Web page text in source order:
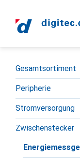
Navigation nach
Gesamtsortiment
Peripherie
Stromversorgung
Zwischenstecker